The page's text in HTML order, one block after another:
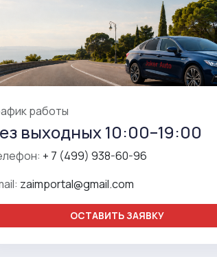
работы
выходных 10:00–19:00
+ 7 (499) 938-60-96
zaimportal@gmail.com
ОСТАВИТЬ ЗАЯВКУ